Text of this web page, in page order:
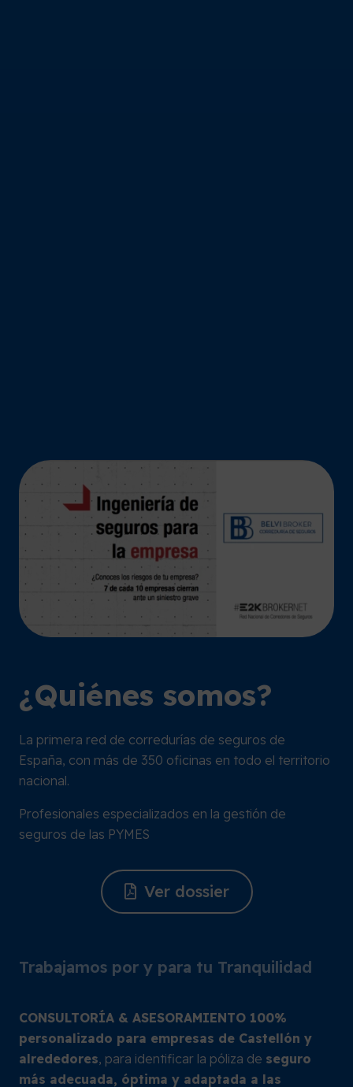
¿Quiénes somos?
La primera red de corredurías de seguros de
España, con más de 350 oficinas en todo el territorio
nacional.
Profesionales especializados en la gestión de
seguros de las PYMES
Ver dossier
Trabajamos por y para tu Tranquilidad
CONSULTORÍA & ASESORAMIENTO 100%
personalizado para empresas de Castellón y
alrededores, para identificar la póliza de seguro
más adecuada, óptima y adaptada a las